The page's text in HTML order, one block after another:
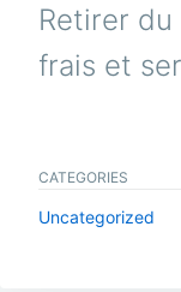
Retirer
frais et
CATEGORIES
Uncategorized